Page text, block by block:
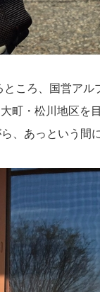
ころ、国営ア
町・松川地区を
、あっという間